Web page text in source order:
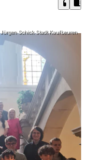
Jürgen Schick Stadt Kaufbeuren